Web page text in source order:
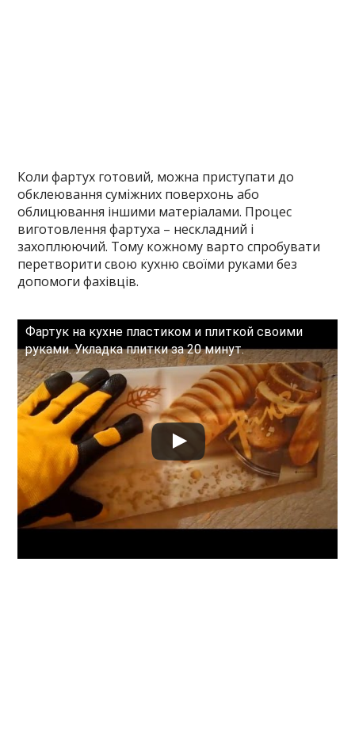
Коли фартух готовий, можна приступати до
обклеювання суміжних поверхонь або
облицювання іншими матеріалами. Процес
виготовлення фартуха – нескладний і
захоплюючий. Тому кожному варто спробувати
перетворити свою кухню своїми руками без
допомоги фахівців.
Фартук на кухне пластиком и плиткой своими
руками. Укладка плитки за 20 минут.